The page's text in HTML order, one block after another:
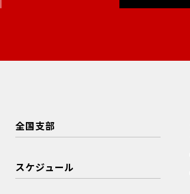
全国支部
スケジュール